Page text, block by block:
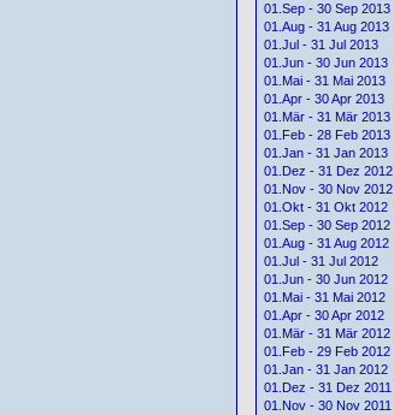
01.Sep - 30 Sep 2013
01.Aug - 31 Aug 2013
01.Jul - 31 Jul 2013
01.Jun - 30 Jun 2013
01.Mai - 31 Mai 2013
01.Apr - 30 Apr 2013
01.Mär - 31 Mär 2013
01.Feb - 28 Feb 2013
01.Jan - 31 Jan 2013
01.Dez - 31 Dez 2012
01.Nov - 30 Nov 2012
01.Okt - 31 Okt 2012
01.Sep - 30 Sep 2012
01.Aug - 31 Aug 2012
01.Jul - 31 Jul 2012
01.Jun - 30 Jun 2012
01.Mai - 31 Mai 2012
01.Apr - 30 Apr 2012
01.Mär - 31 Mär 2012
01.Feb - 29 Feb 2012
01.Jan - 31 Jan 2012
01.Dez - 31 Dez 2011
01.Nov - 30 Nov 2011